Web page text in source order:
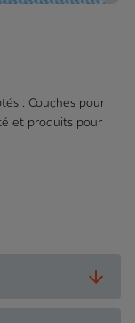
: Couches pour
et produits pour